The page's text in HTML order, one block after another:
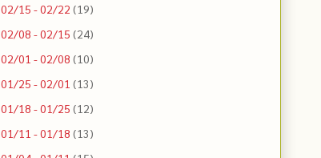
02/15 - 02/22 (19)
02/08 - 02/15 (24)
02/01 - 02/08 (10)
01/25 - 02/01 (13)
01/18 - 01/25 (12)
01/11 - 01/18 (13)